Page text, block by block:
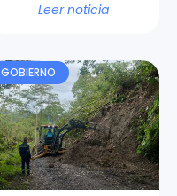
Leer noticia
GOBIERNO